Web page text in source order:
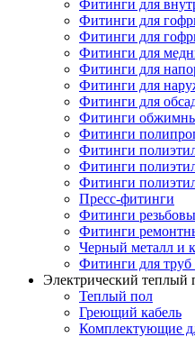
Фитинги для
Фитинги для
Фитинги для
Фитинги для
Фитинги для
Фитинги для
Фитинги для
Фитинги
Фитинги
Фитинги
Фитинги
Фитинги
Пресс-фитинги
Фитинги
Фитинги
Черный металл и
Фитинги для
Электрический теплый
Теплый пол
Греющий кабель
Комплектующие